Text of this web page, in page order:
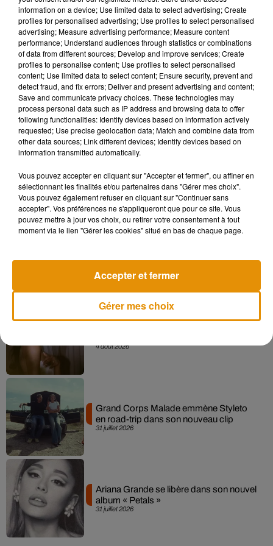
Musique
5 août 2026
Après le film, bientôt une docu-série sur
le père de Michael Jackson
4 août 2026
live session solaire
4 août 2026
31 juillet 2026
Grand Corps Malade emmène Styleto
en road-trip dans son nouveau clip
31 juillet 2026
Ariana Grande se libère dans son nouvel
album « Petals »
information on a device; Use limited data to select advertising; Create
profiles for personalised advertising; Use profiles to select personalised
advertising; Measure advertising performance; Measure content
performance; Understand audiences through statistics or combinations
of data from different sources; Develop and improve services; Create
profiles to personalise content; Use profiles to select personalised
content; Use limited data to select content; Ensure security, prevent and
detect fraud, and fix errors; Deliver and present advertising and content;
Save and communicate privacy choices. These technologies may
process personal data such as IP address and browsing data to offer
following functionalities: Identify devices based on information actively
requested; Use precise geolocation data; Match and combine data from
other data sources; Link different devices; Identify devices based on
information transmitted automatically.
Vous pouvez accepter en cliquant sur "Accepter et fermer", ou affiner en
sélectionnant les finalités et/ou partenaires dans "Gérer mes choix".
Vous pouvez également refuser en cliquant sur "Continuer sans
accepter". Vos préférences ne s'appliqueront que pour ce site. Vous
pouvez mettre à jour vos choix, ou retirer votre consentement à tout
moment via le lien "Gérer les cookies" situé en bas de chaque page.
Gérer mes choix
Accepter et fermer